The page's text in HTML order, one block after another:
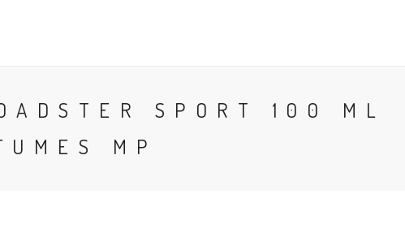
SPORT 100 ML
MP